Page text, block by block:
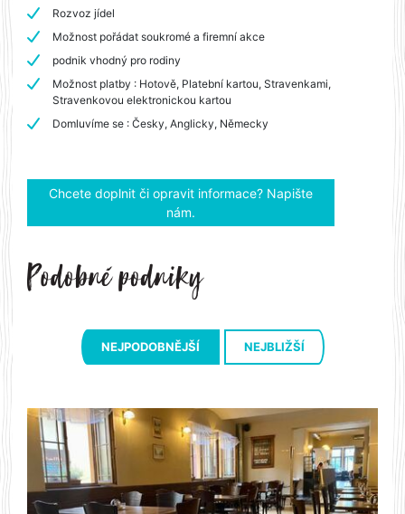
Rozvoz jídel
Možnost pořádat soukromé a firemní akce
podnik vhodný pro rodiny
Možnost platby : Hotově, Platební kartou, Stravenkami,
Stravenkovou elektronickou kartou
Domluvíme se : Česky, Anglicky, Německy
Chcete doplnit či opravit informace? Napište
nám.
NEJPODOBNĚJŠÍ NEJBLIŽŠÍ